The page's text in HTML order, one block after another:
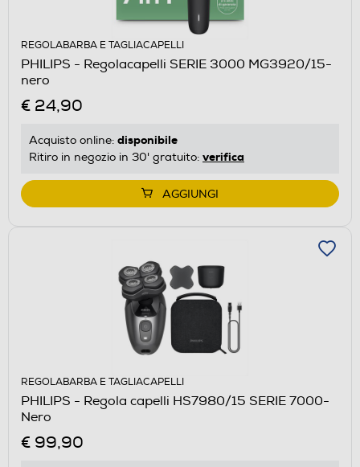
REGOLABARBA E TAGLIACAPELLI
PHILIPS - Regolacapelli SERIE 3000 MG3920/15-
nero
€ 24,90
Acquisto online: disponibile
Ritiro in negozio in 30' gratuito: verifica
AGGIUNGI
REGOLABARBA E TAGLIACAPELLI
PHILIPS - Regola capelli HS7980/15 SERIE 7000-
Nero
€ 99,90